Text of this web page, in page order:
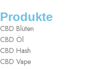
Produkte
CBD Blüten
CBD Öl
CBD Hash
CBD Vape